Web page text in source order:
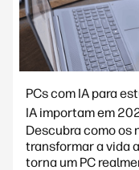
PCs com IA para
IA importam em
Descubra como os
transformar a vida
torna um PC